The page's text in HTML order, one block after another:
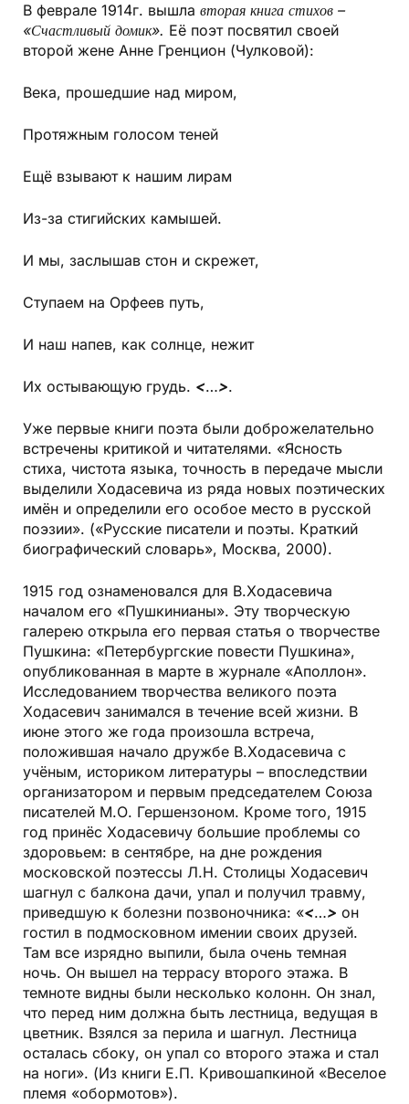
В феврале 1914г. вышла вторая книга стихов –
«Счастливый домик». Её поэт посвятил своей
второй жене Анне Гренцион (Чулковой):
Века, прошедшие над миром,
Протяжным голосом теней
Ещё взывают к нашим лирам
Из-за стигийских камышей.
И мы, заслышав стон и скрежет,
Ступаем на Орфеев путь,
И наш напев, как солнце, нежит
Их остывающую грудь. <…>.
Уже первые книги поэта были доброжелательно
встречены критикой и читателями. «Ясность
стиха, чистота языка, точность в передаче мысли
выделили Ходасевича из ряда новых поэтических
имён и определили его особое место в русской
поэзии». («Русские писатели и поэты. Краткий
биографический словарь», Москва, 2000).
1915 год ознаменовался для В.Ходасевича
началом его «Пушкинианы». Эту творческую
галерею открыла его первая статья о творчестве
Пушкина: «Петербургские повести Пушкина»,
опубликованная в марте в журнале «Аполлон».
Исследованием творчества великого поэта
Ходасевич занимался в течение всей жизни. В
июне этого же года произошла встреча,
положившая начало дружбе В.Ходасевича с
учёным, историком литературы – впоследствии
организатором и первым председателем Союза
писателей М.О. Гершензоном. Кроме того, 1915
год принёс Ходасевичу большие проблемы со
здоровьем: в сентябре, на дне рождения
московской поэтессы Л.Н. Столицы Ходасевич
шагнул с балкона дачи, упал и получил травму,
приведшую к болезни позвоночника: «<…> он
гостил в подмосковном имении своих друзей.
Там все изрядно выпили, была очень темная
ночь. Он вышел на террасу второго этажа. В
темноте видны были несколько колонн. Он знал,
что перед ним должна быть лестница, ведущая в
цветник. Взялся за перила и шагнул. Лестница
осталась сбоку, он упал со второго этажа и стал
на ноги». (Из книги Е.П. Кривошапкиной «Веселое
племя «обормотов»).